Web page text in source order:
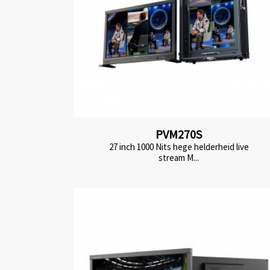
PVM270S
27 inch 1000 Nits hege helderheid live
stream M...